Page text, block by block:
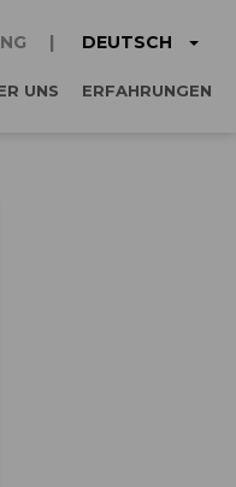
DEUTSCH
UNS ERFAHRUNGEN